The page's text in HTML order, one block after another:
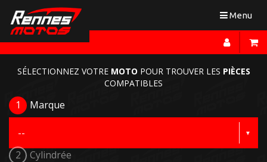
Toggle
Menu
SÉLECTIONNEZ VOTRE MOTO POUR TROUVER LES PIÈCES
COMPATIBLES
1 Marque
2 Cylindrée